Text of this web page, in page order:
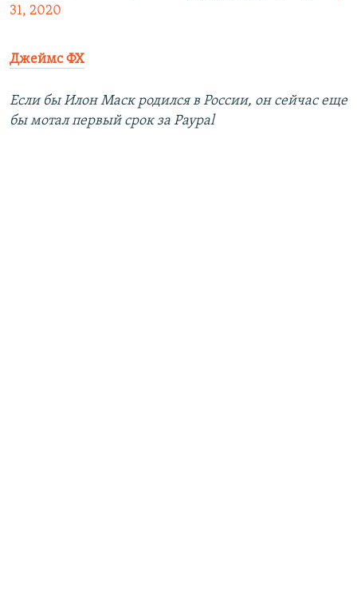
31, 2020
Джеймс ФХ
Если бы Илон Маск родился в России, он сейчас еще
бы мотал первый срок за Paypal